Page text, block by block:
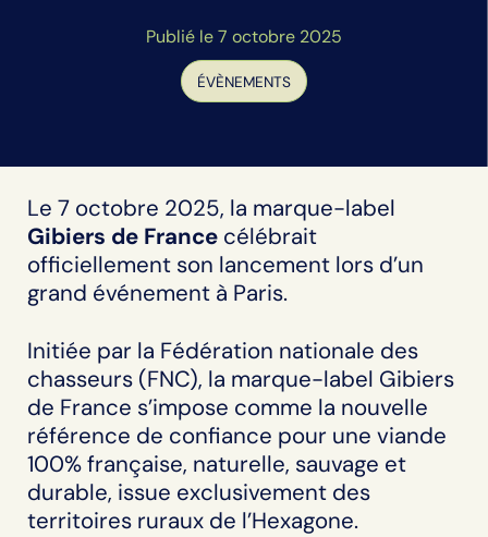
Publié le 7 octobre 2025
ÉVÈNEMENTS
Le 7 octobre 2025, la marque-label
Gibiers de France célébrait
officiellement son lancement lors d’un
grand événement à Paris.
Initiée par la Fédération nationale des
chasseurs (FNC), la marque-label Gibiers
de France s’impose comme la nouvelle
référence de confiance pour une viande
100% française, naturelle, sauvage et
durable, issue exclusivement des
territoires ruraux de l’Hexagone.